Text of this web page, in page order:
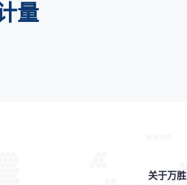
量
关于万胜